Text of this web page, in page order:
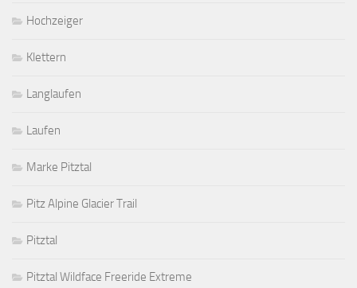
Hochzeiger
Klettern
Langlaufen
Laufen
Marke Pitztal
Pitz Alpine Glacier Trail
Pitztal
Pitztal Wildface Freeride Extreme